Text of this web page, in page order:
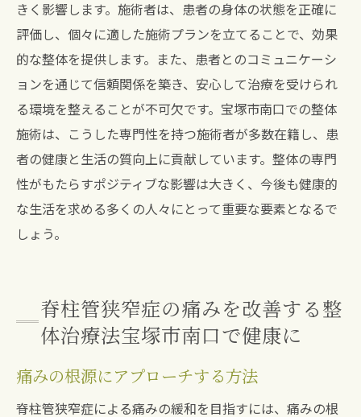
きく影響します。施術者は、患者の身体の状態を正確に
評価し、個々に適した施術プランを立てることで、効果
的な整体を提供します。また、患者とのコミュニケーシ
ョンを通じて信頼関係を築き、安心して治療を受けられ
る環境を整えることが不可欠です。宝塚市南口での整体
施術は、こうした専門性を持つ施術者が多数在籍し、患
者の健康と生活の質向上に貢献しています。整体の専門
性がもたらすポジティブな影響は大きく、今後も健康的
な生活を求める多くの人々にとって重要な要素となるで
しょう。
脊柱管狭窄症の痛みを改善する整
体治療法宝塚市南口で健康に
痛みの根源にアプローチする方法
脊柱管狭窄症による痛みの緩和を目指すには、痛みの根